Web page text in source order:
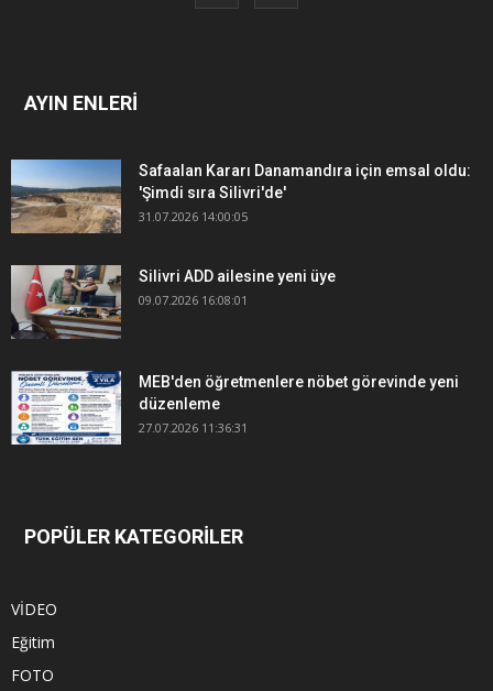
AYIN ENLERİ
Safaalan Kararı Danamandıra için emsal oldu:
'Şimdi sıra Silivri'de'
31.07.2026 14:00:05
Silivri ADD ailesine yeni üye
09.07.2026 16:08:01
MEB'den öğretmenlere nöbet görevinde yeni
düzenleme
27.07.2026 11:36:31
POPÜLER KATEGORİLER
VİDEO
Eğitim
FOTO